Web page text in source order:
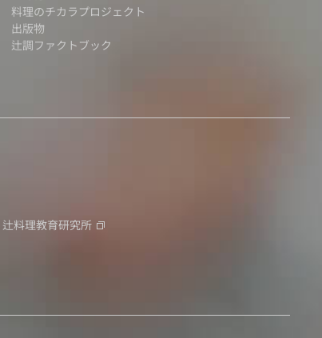
料理のチカラプロジェクト
出版物
辻調ファクトブック
辻料理教育研究所